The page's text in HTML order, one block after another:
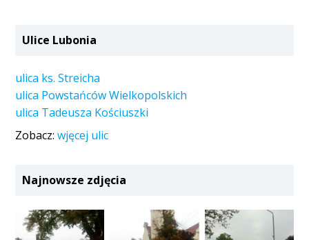
Ulice Lubonia
ulica ks. Streicha
ulica Powstańców Wielkopolskich
ulica Tadeusza Kościuszki
Zobacz:wjęcej ulic
Najnowsze zdjęcia